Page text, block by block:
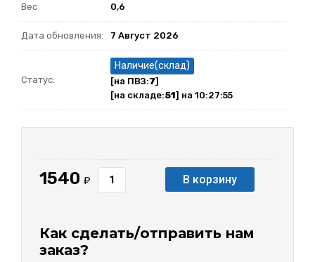
Вес 0,6
Дата обновления: 7 Август 2026
Статус:
Наличие(склад)
[на ПВЗ:7]
[на складе:51] на 10:27:55
1540 ₽ В корзину
Как сделать/отправить нам
заказ?